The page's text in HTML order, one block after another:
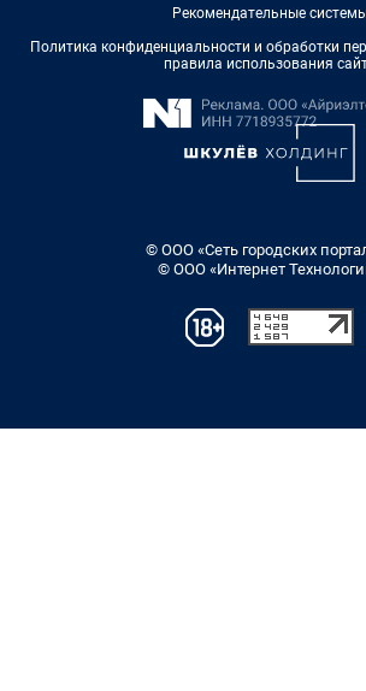
Рекомендательные
Политика конфиденциальности и обработки
правила использования
© ООО «Сеть городских
© ООО «Интернет